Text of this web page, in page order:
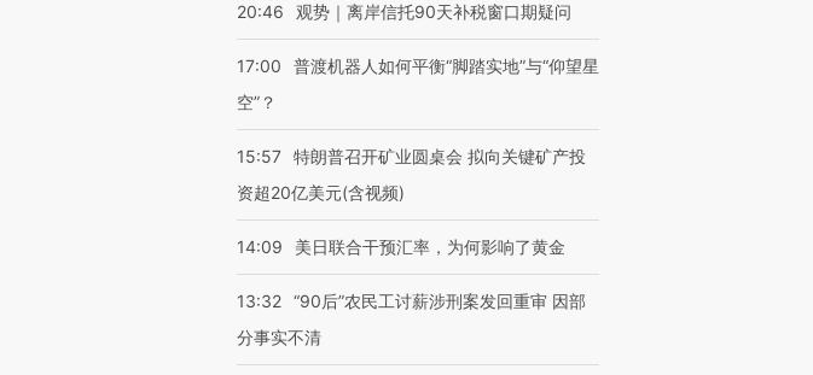
20:46 观势｜离岸信托90天补税窗口期疑问
17:00
普渡机器人如何平衡“脚踏实地”与“仰望星
空”？
15:57 特朗普召开矿业圆桌会 拟向关键矿产投
资超20亿美元(含视频)
14:09 美日联合干预汇率，为何影响了黄金
13:32 “90后”农民工讨薪涉刑案发回重审 因部
分事实不清